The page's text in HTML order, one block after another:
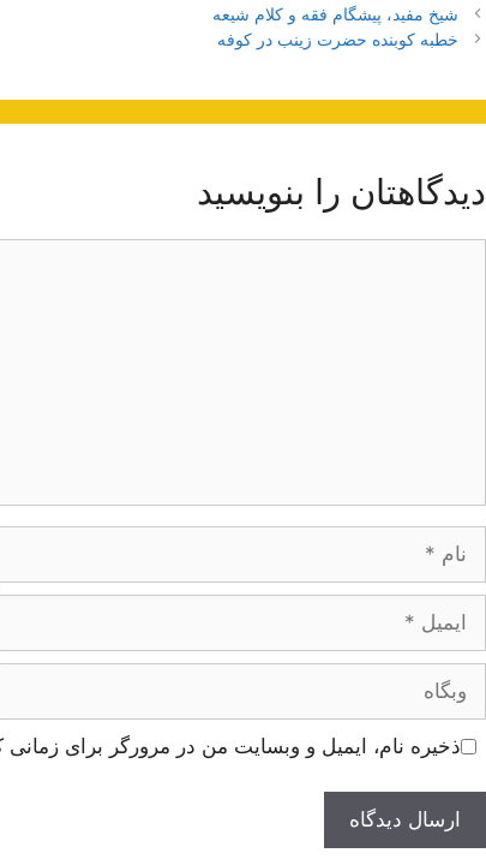
ناوبری
نوشته‌ها
شیخ مفید، پیشگام فقه و کلام شیعه
خطبه کوبنده حضرت زینب در کوفه
دیدگاهتان را بنویسید
وبگاه
ذخیره نام، ایمیل و وبسایت من در مرورگر برای